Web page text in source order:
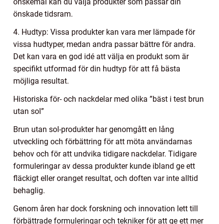
önskade tidsram.
4. Hudtyp: Vissa produkter kan vara mer lämpade för
vissa hudtyper, medan andra passar bättre för andra.
Det kan vara en god idé att välja en produkt som är
specifikt utformad för din hudtyp för att få bästa
möjliga resultat.
Historiska för- och nackdelar med olika ”bäst i test brun
utan sol”
Brun utan sol-produkter har genomgått en lång
utveckling och förbättring för att möta användarnas
behov och för att undvika tidigare nackdelar. Tidigare
formuleringar av dessa produkter kunde ibland ge ett
fläckigt eller oranget resultat, och doften var inte alltid
behaglig.
Genom åren har dock forskning och innovation lett till
förbättrade formuleringar och tekniker för att ge ett mer